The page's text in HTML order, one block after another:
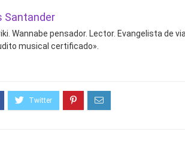
Santander
Wannabe pensador. Lector. Evangelista de
musical certificado».